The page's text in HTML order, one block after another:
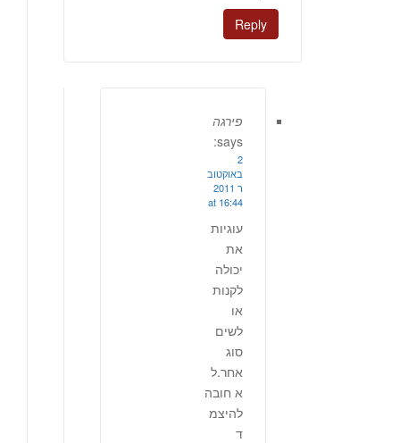
Reply
פירגה
says:
2
באוקטוב
ר 2011
at 16:44
עוגיות
את
יכולה
לקנות
או
לשים
סוג
אחר.ל
א חובה
להיצמ
ד